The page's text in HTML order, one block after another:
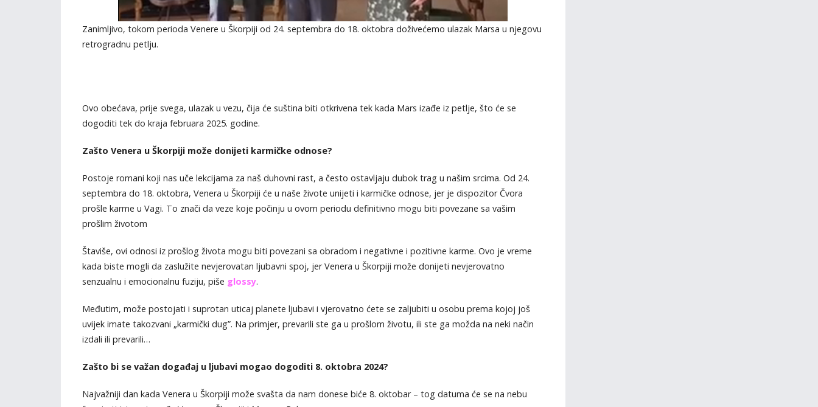
Zanimljivo, tokom perioda Venere u Škorpiji od 24. septembra do 18. oktobra doživećemo ulazak Marsa u njegovu
retrogradnu petlju.
Ovo obećava, prije svega, ulazak u vezu, čija će suština biti otkrivena tek kada Mars izađe iz petlje, što će se
dogoditi tek do kraja februara 2025. godine.
Zašto Venera u Škorpiji može donijeti karmičke odnose?
Postoje romani koji nas uče lekcijama za naš duhovni rast, a često ostavljaju dubok trag u našim srcima. Od 24.
septembra do 18. oktobra, Venera u Škorpiji će u naše živote unijeti i karmičke odnose, jer je dispozitor Čvora ​​
prošle karme u Vagi. To znači da veze koje počinju u ovom periodu definitivno mogu biti povezane sa vašim
prošlim životom
Štaviše, ovi odnosi iz prošlog života mogu biti povezani sa obradom i negativne i pozitivne karme. Ovo je vreme
kada biste mogli da zaslužite nevjerovatan ljubavni spoj, jer Venera u Škorpiji može donijeti nevjerovatno
senzualnu i emocionalnu fuziju, piše glossy.
Međutim, može postojati i suprotan uticaj planete ljubavi i vjerovatno ćete se zaljubiti u osobu prema kojoj još
uvijek imate takozvani „karmički dug”. Na primjer, prevarili ste ga u prošlom životu, ili ste ga možda na neki način
izdali ili prevarili…
Zašto bi se važan događaj u ljubavi mogao dogoditi 8. oktobra 2024?
Najvažniji dan kada Venera u Škorpiji može svašta da nam donese biće 8. oktobar – tog datuma će se na nebu